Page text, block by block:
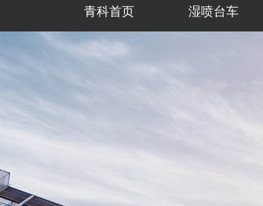
青科首页 湿喷台车